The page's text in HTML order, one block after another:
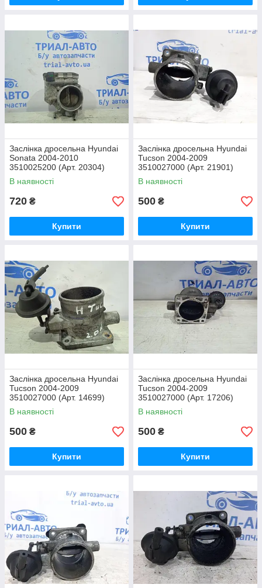
Заслінка дросельна Hyundai
Sonata 2004-2010
3510025200 (Арт. 20304)
В наявності
720 ₴
Купити
Заслінка дросельна Hyundai
Tucson 2004-2009
3510027000 (Арт. 21901)
В наявності
500 ₴
Купити
Заслінка дросельна Hyundai
Tucson 2004-2009
3510027000 (Арт. 14699)
В наявності
500 ₴
Купити
Заслінка дросельна Hyundai
Tucson 2004-2009
3510027000 (Арт. 17206)
В наявності
500 ₴
Купити